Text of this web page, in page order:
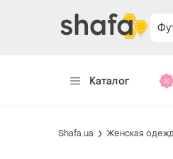
Каталог
Shafa.ua Женская